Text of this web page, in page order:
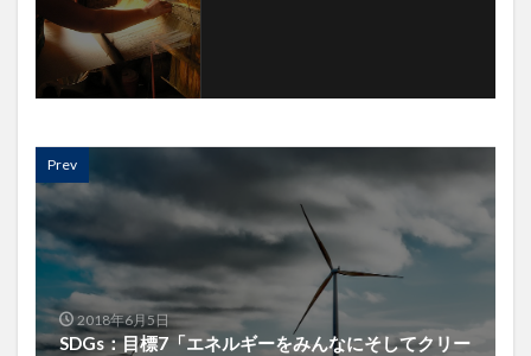
Prev
2018年6月5日
SDGs：目標7「エネルギーをみんなにそしてクリー